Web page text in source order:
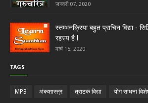
जनवरी 07, 2020
स्तम्भनक्रिया बहुत प्राचिन विद्या -
रहस्य है l
मार्च 15, 2020
TAGS
MP3 अंकशास्त्र त्राटक विद्या योग साधना